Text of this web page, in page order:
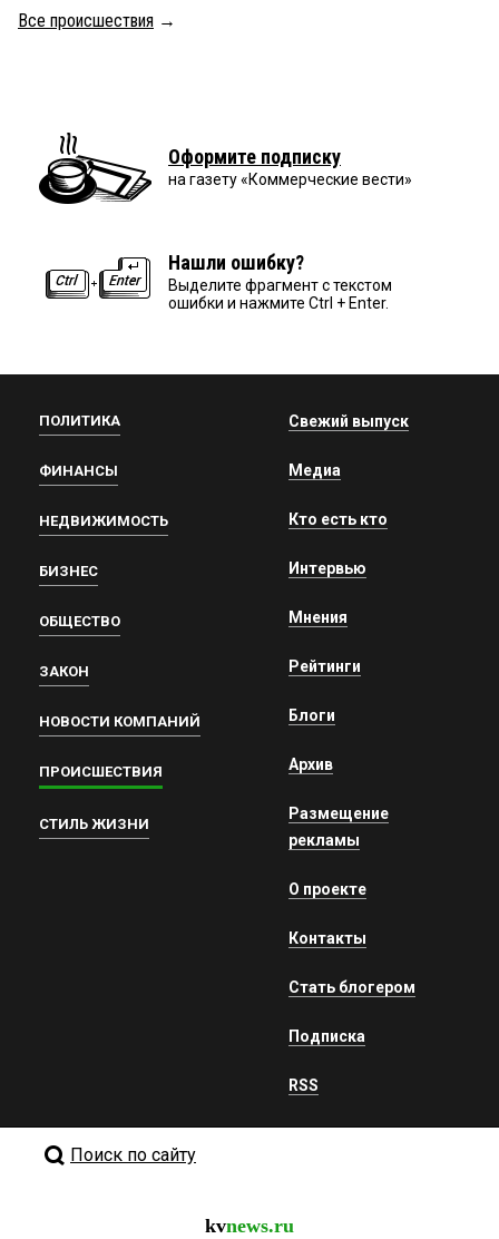
Все происшествия →
Оформите подписку
на газету «Коммерческие вести»
Нашли ошибку?
Выделите фрагмент с текстом
ошибки и нажмите Ctrl + Enter.
ПОЛИТИКА
ФИНАНСЫ
НЕДВИЖИМОСТЬ
БИЗНЕС
ОБЩЕСТВО
ЗАКОН
НОВОСТИ КОМПАНИЙ
ПРОИСШЕСТВИЯ
СТИЛЬ ЖИЗНИ
Свежий выпуск
Медиа
Кто есть кто
Интервью
Мнения
Рейтинги
Блоги
Архив
Размещение
рекламы
О проекте
Контакты
Стать блогером
Подписка
RSS
Поиск по сайту
kvnews.ru